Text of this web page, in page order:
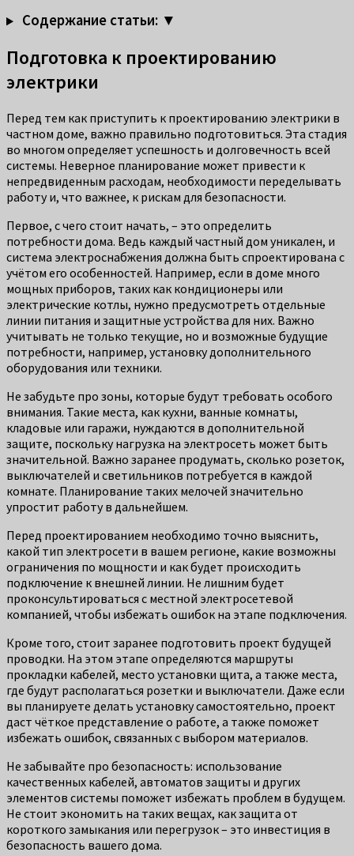
Содержание статьи: ▼
Подготовка к проектированию
электрики
Перед тем как приступить к проектированию электрики в
частном доме, важно правильно подготовиться. Эта стадия
во многом определяет успешность и долговечность всей
системы. Неверное планирование может привести к
непредвиденным расходам, необходимости переделывать
работу и, что важнее, к рискам для безопасности.
Первое, с чего стоит начать, – это определить
потребности дома. Ведь каждый частный дом уникален, и
система электроснабжения должна быть спроектирована с
учётом его особенностей. Например, если в доме много
мощных приборов, таких как кондиционеры или
электрические котлы, нужно предусмотреть отдельные
линии питания и защитные устройства для них. Важно
учитывать не только текущие, но и возможные будущие
потребности, например, установку дополнительного
оборудования или техники.
Не забудьте про зоны, которые будут требовать особого
внимания. Такие места, как кухни, ванные комнаты,
кладовые или гаражи, нуждаются в дополнительной
защите, поскольку нагрузка на электросеть может быть
значительной. Важно заранее продумать, сколько розеток,
выключателей и светильников потребуется в каждой
комнате. Планирование таких мелочей значительно
упростит работу в дальнейшем.
Перед проектированием необходимо точно выяснить,
какой тип электросети в вашем регионе, какие возможны
ограничения по мощности и как будет происходить
подключение к внешней линии. Не лишним будет
проконсультироваться с местной электросетевой
компанией, чтобы избежать ошибок на этапе подключения.
Кроме того, стоит заранее подготовить проект будущей
проводки. На этом этапе определяются маршруты
прокладки кабелей, место установки щита, а также места,
где будут располагаться розетки и выключатели. Даже если
вы планируете делать установку самостоятельно, проект
даст чёткое представление о работе, а также поможет
избежать ошибок, связанных с выбором материалов.
Не забывайте про безопасность: использование
качественных кабелей, автоматов защиты и других
элементов системы поможет избежать проблем в будущем.
Не стоит экономить на таких вещах, как защита от
короткого замыкания или перегрузок – это инвестиция в
безопасность вашего дома.